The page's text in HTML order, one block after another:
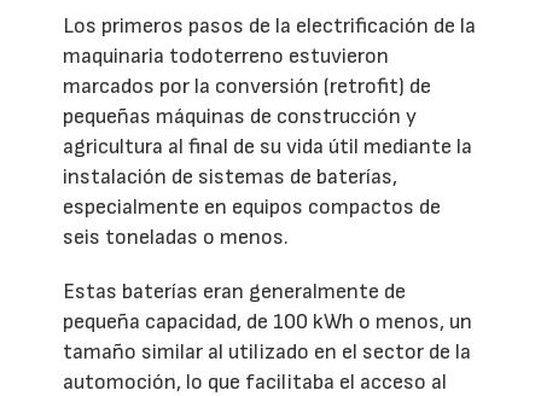
Los primeros pasos de la electrificación de la
maquinaria todoterreno estuvieron
marcados por la conversión (retrofit) de
pequeñas máquinas de construcción y
agricultura al final de su vida útil mediante la
instalación de sistemas de baterías,
especialmente en equipos compactos de
seis toneladas o menos.
Estas baterías eran generalmente de
pequeña capacidad, de 100 kWh o menos, un
tamaño similar al utilizado en el sector de la
automoción, lo que facilitaba el acceso al